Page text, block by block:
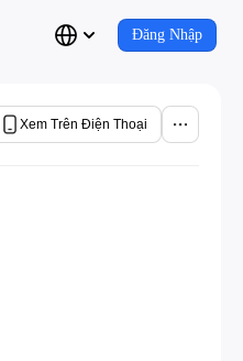
Đăng Nhập
Xem Trên Điện Thoại